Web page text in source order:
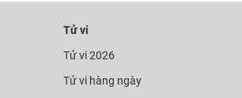
Tử vi
Tử vi 2026
Tử vi hàng ngày